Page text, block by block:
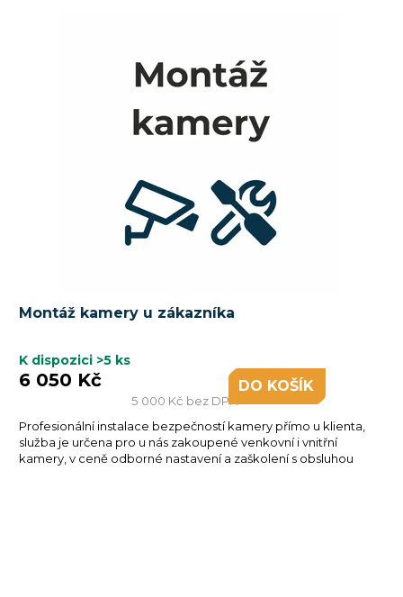
Montáž kamery u zákazníka
K dispozici >5 ks
5 000 Kč bez DPH
6 050 Kč DO KOŠÍKU
Profesionální instalace bezpečností kamery přímo u klienta,
služba je určena pro u nás zakoupené venkovní i vnitřní
kamery, v ceně odborné nastavení a zaškolení s obsluhou